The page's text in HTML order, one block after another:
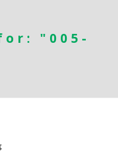
"005-